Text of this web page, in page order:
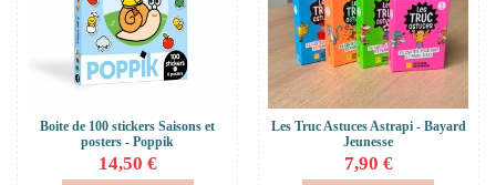
Boite de 100 stickers Saisons et
posters - Poppik
14,50 €
Les Truc Astuces Astrapi - Bayard
Jeunesse
7,90 €